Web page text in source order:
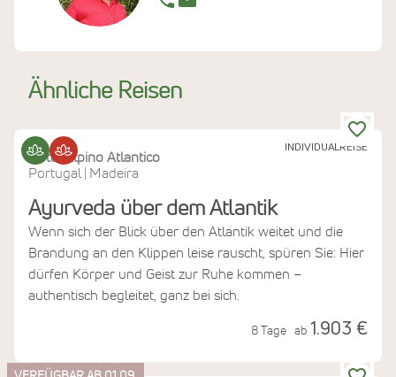
Ähnliche Reisen
INDIVIDUALREISE
Hotel Alpino Atlantico
Portugal
Madeira
Ayurveda über dem Atlantik
Wenn sich der Blick über den Atlantik weitet und die
Brandung an den Klippen leise rauscht, spüren Sie: Hier
dürfen Körper und Geist zur Ruhe kommen –
authentisch begleitet, ganz bei sich.
8 Tage ab 1.903 €